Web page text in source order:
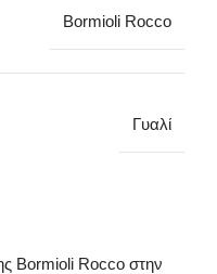
Bormioli Rocco
Γυαλί
Bormioli Rocco στην